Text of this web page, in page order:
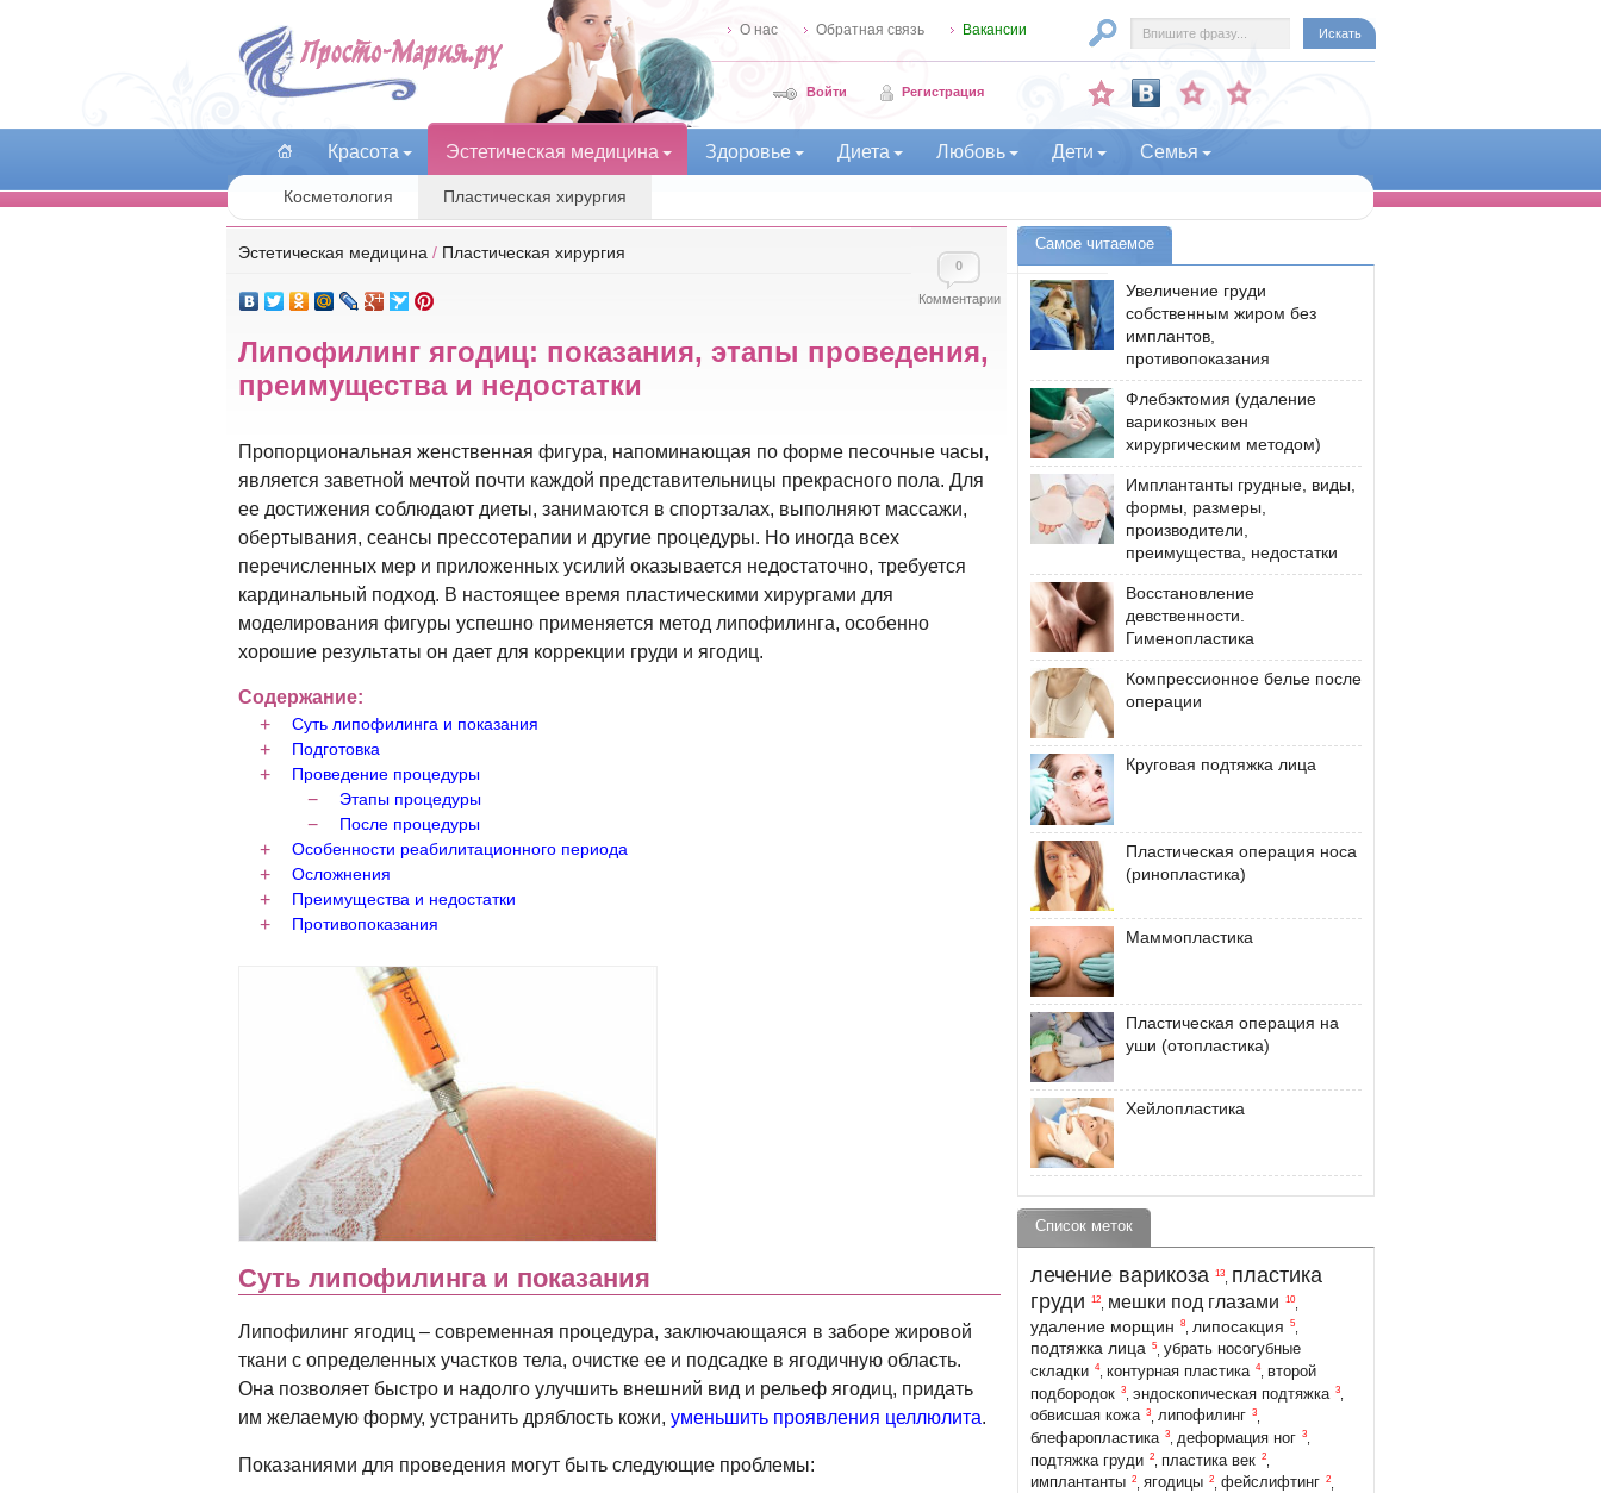
О нас Обратная связь Вакансии
Войти Регистрация
Красота Эстетическая медицина Здоровье Диета Любовь Дети Семья
Косметология Пластическая хирургия
Эстетическая медицина / Пластическая хирургия
0
Комментарии
Липофилинг ягодиц: показания, этапы проведения,
преимущества и недостатки
Пропорциональная женственная фигура, напоминающая по форме песочные часы,
является заветной мечтой почти каждой представительницы прекрасного пола. Для
ее достижения соблюдают диеты, занимаются в спортзалах, выполняют массажи,
обертывания, сеансы прессотерапии и другие процедуры. Но иногда всех
перечисленных мер и приложенных усилий оказывается недостаточно, требуется
кардинальный подход. В настоящее время пластическими хирургами для
моделирования фигуры успешно применяется метод липофилинга, особенно
хорошие результаты он дает для коррекции груди и ягодиц.
Содержание:
Суть липофилинга и показания
Подготовка
Проведение процедуры
Этапы процедуры
После процедуры
Особенности реабилитационного периода
Осложнения
Преимущества и недостатки
Противопоказания
Суть липофилинга и показания
Липофилинг ягодиц – современная процедура, заключающаяся в заборе жировой
ткани с определенных участков тела, очистке ее и подсадке в ягодичную область.
Она позволяет быстро и надолго улучшить внешний вид и рельеф ягодиц, придать
им желаемую форму, устранить дряблость кожи, уменьшить проявления целлюлита.
Показаниями для проведения могут быть следующие проблемы:
Самое читаемое
Увеличение груди
собственным жиром без
имплантов,
противопоказания
Флебэктомия (удаление
варикозных вен
хирургическим методом)
Имплантанты грудные, виды,
формы, размеры,
производители,
преимущества, недостатки
Восстановление
девственности.
Гименопластика
Компрессионное белье после
операции
Круговая подтяжка лица
Пластическая операция носа
(ринопластика)
Маммопластика
Пластическая операция на
уши (отопластика)
Хейлопластика
Список меток
лечение варикоза 13
пластика
груди
12 мешки под глазами 10,
удаление морщин 8 липосакция 5
подтяжка лица 5
убрать носогубные
складки 4, контурная пластика 4, второй
подбородок 3 эндоскопическая подтяжка 3
обвисшая кожа 3 липофилинг 3
блефаропластика 3 деформация ног 3
подтяжка груди 2 пластика век 2
имплантанты 2 ягодицы 2 фейслифтинг 2